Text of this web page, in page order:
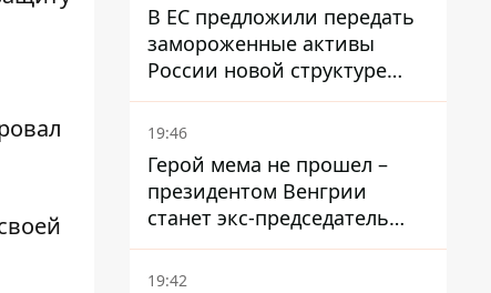
В ЕС предложили передать
замороженные активы
России новой структуре
блока
19:46
Герой мема не прошел –
президентом Венгрии
станет экс-председатель
Верховного Суда, которого
критиковал Орбан.
19:42